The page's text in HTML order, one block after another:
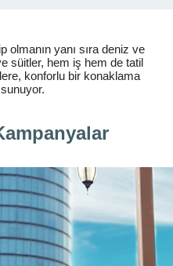
yanı sıra deniz ve
süitler, hem iş hem de tatil
konforlu bir konaklama